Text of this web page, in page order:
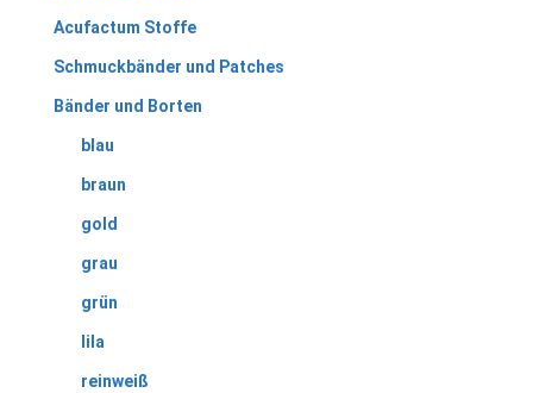
Acufactum Stoffe
Schmuckbänder und Patches
Bänder und Borten
blau
braun
gold
grau
grün
lila
reinweiß